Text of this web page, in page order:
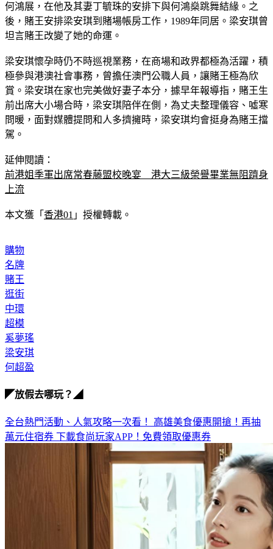
後，賭王安排梁安琪到賭場帳房工作，1989年同居。梁安琪曾
坦言賭王改變了她的命運。
極參與港澳社會事務，曾擔任澳門公職人員，讓賭王極為欣
賞。梁安琪在家也完美做好妻子本分，據早年報導指，賭王生
前出席大小場合時，梁安琪陪伴在側，為丈夫整理儀容、噓寒
問暖，面對媒體提問和人多擠擁時，梁安琪均會挺身為賭王擋
駕。
前港姐季軍出席常春藤盟校晚宴　港大三級榮譽畢業無阻躋身
上流
名牌
賭王
逛街
中環
超模
奚夢瑤
梁安琪
何超盈
萬元住宿券下載食尚玩家APP！免費領取優惠券